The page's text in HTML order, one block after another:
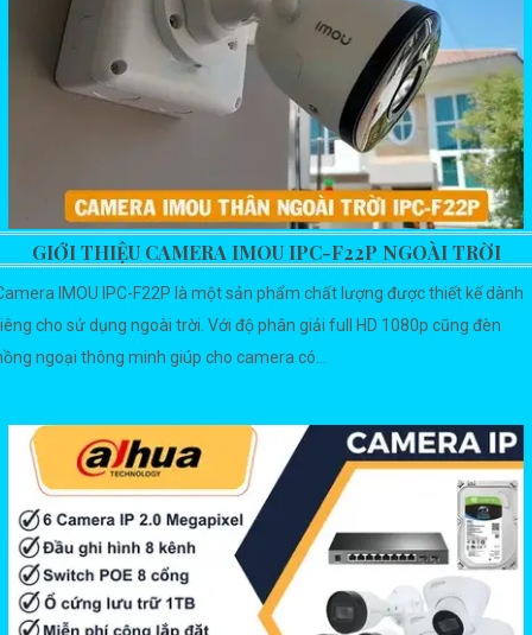
GIỚI THIỆU CAMERA IMOU IPC-F22P NGOÀI TRỜI
IMOU IPC-F22P là một sản phẩm chất lượng được thiết kế dành
cho sử dụng ngoài trời. Với độ phân giải full HD 1080p cũng đèn
ngoại thông minh giúp cho camera có...